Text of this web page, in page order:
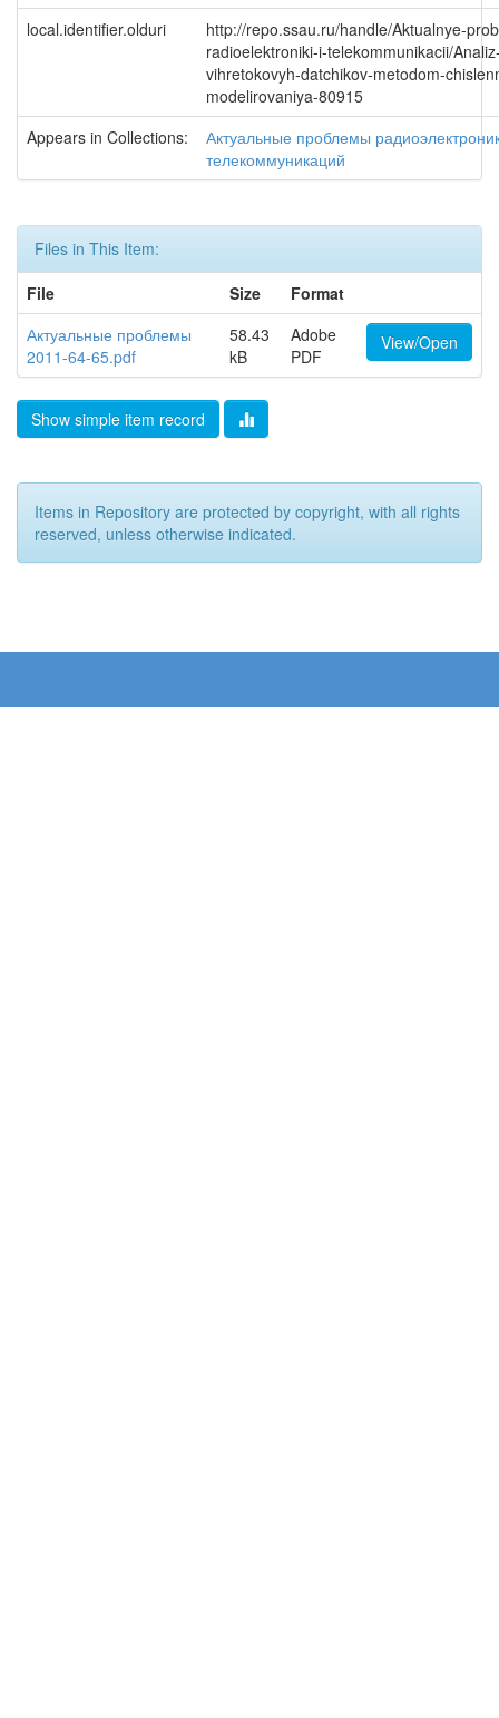
local.identifier.olduri
http://repo.ssau.ru/handle/Aktualnye-
radioelektroniki-i-telekommunikacii/
vihretokovyh-datchikov-metodom-
modelirovaniya-80915
Appears in Collections:
Актуальные проблемы
телекоммуникаций
Files in This Item:
File
Size
Format
Актуальные проблемы
2011-64-65.pdf
58.43
kB
Adobe
PDF
View/Open
Show simple item record
Items in Repository are protected by copyright, with all rights
reserved, unless otherwise indicated.